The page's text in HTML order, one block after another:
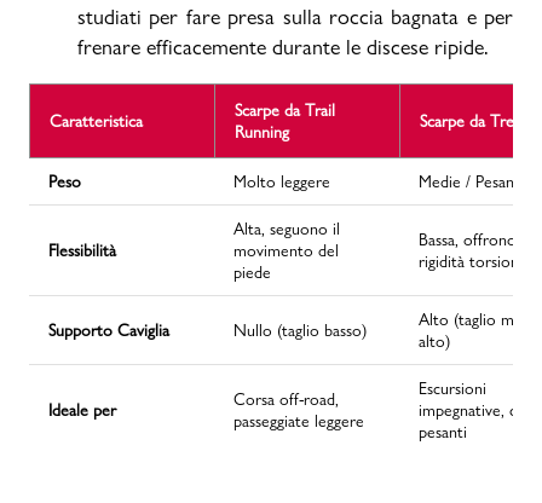
studiati per fare presa sulla roccia bagnata e per
frenare efficacemente durante le discese ripide.
Caratteristica
Scarpe da Trail
Running
Scarpe da
Peso Molto leggere Medie / Pesanti
Flessibilità
Alta, seguono il
movimento del
piede
Bassa, offrono
rigidità torsionale
Supporto Caviglia Nullo (taglio basso)
Alto (taglio mid o
alto)
Ideale per
Corsa off-road,
passeggiate leggere
Escursioni
impegnative,
pesanti